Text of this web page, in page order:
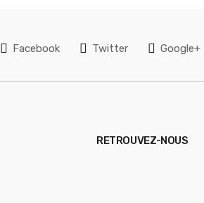
Facebook Twitter Google+
RETROUVEZ-NOUS